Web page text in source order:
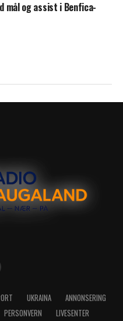
mål og assist i Benfica-
UKRAINA
ANNONSERING
PERSONVERN LIVESENTER